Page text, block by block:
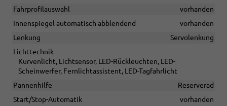
Fahrprofilauswahl
vorhanden
Innenspiegel automatisch abblendend
vorhanden
Lenkung
Servolenkung
Lichttechnik
Kurvenlicht, Lichtsensor, LED-Rückleuchten, LED-
Scheinwerfer, Fernlichtassistent, LED-Tagfahrlicht
Pannenhilfe
Reserverad
Start/Stop-Automatik
vorhanden